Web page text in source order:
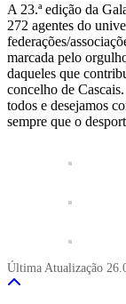
A 23.ª edição da
272 agentes do
federações/
marcada pelo
daqueles que
concelho de
todos e desejamos
sempre que o
Última Atualização